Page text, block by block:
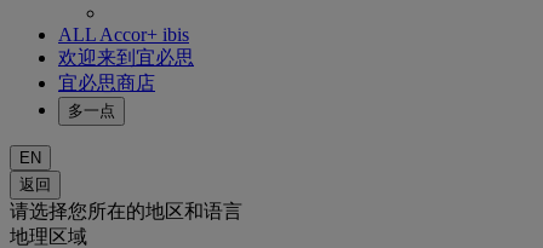
ALL Accor+ ibis
欢迎来到宜必思
宜必思商店
多一点
EN
返回
请选择您所在的地区和语言
地理区域